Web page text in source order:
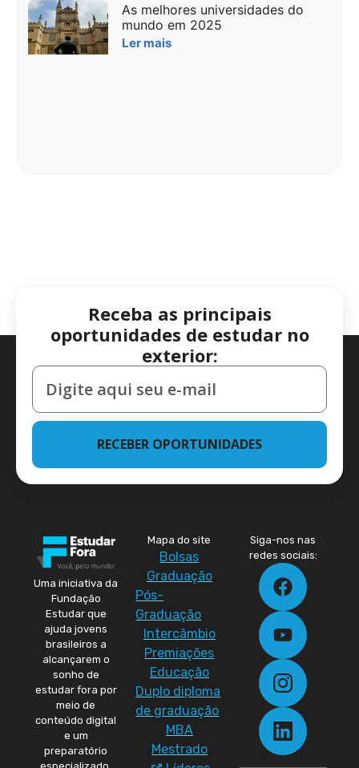
As melhores universidades do
mundo em 2025
Ler mais
Receba as principais
oportunidades de estudar no
exterior:
RECEBER OPORTUNIDADES
Uma iniciativa da
Fundação
Estudar que
ajuda jovens
brasileiros a
alcançarem o
sonho de
estudar fora por
meio de
conteúdo digital
e um
preparatório
Mapa do site
Bolsas
Graduação
Pós-
Graduação
Intercâmbio
Premiações
Educação
Duplo diploma
de graduação
MBA
Mestrado
Siga-nos nas
redes sociais: